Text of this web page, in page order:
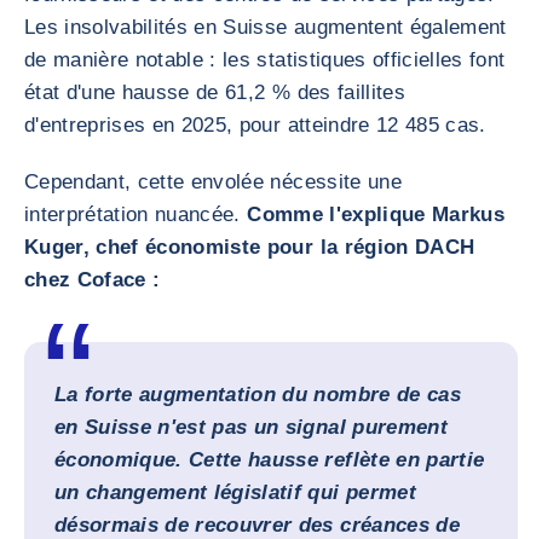
Les insolvabilités en Suisse augmentent également
de manière notable : les statistiques officielles font
état d'une hausse de 61,2 % des faillites
d'entreprises en 2025, pour atteindre 12 485 cas.
Cependant, cette envolée nécessite une
interprétation nuancée.Comme l'explique Markus
Kuger, chef économiste pour la région DACH
chez Coface :
La forte augmentation du nombre de cas
en Suisse n'est pas un signal purement
économique. Cette hausse reflète en partie
un changement législatif qui permet
désormais de recouvrer des créances de